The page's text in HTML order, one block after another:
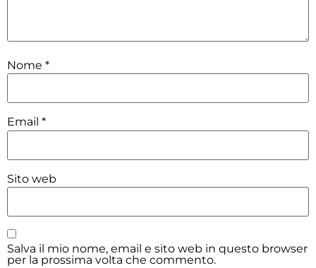
Nome *
Email *
Sito web
Salva il mio nome, email e sito web in questo browser
per la prossima volta che commento.